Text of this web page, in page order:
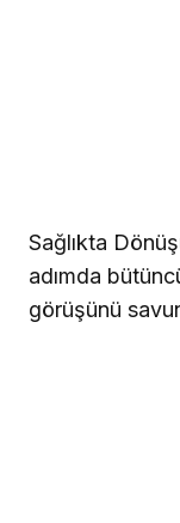
Sağlıkta
adımda
görüşünü